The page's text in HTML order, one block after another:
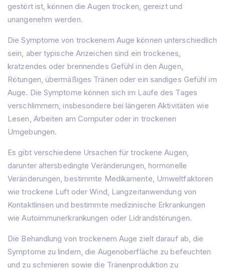
gestört ist, können die Augen trocken, gereizt und
unangenehm werden.
Die Symptome von trockenem Auge können unterschiedlich
sein, aber typische Anzeichen sind ein trockenes,
kratzendes oder brennendes Gefühl in den Augen,
Rötungen, übermäßiges Tränen oder ein sandiges Gefühl im
Auge. Die Symptome können sich im Laufe des Tages
verschlimmern, insbesondere bei längeren Aktivitäten wie
Lesen, Arbeiten am Computer oder in trockenen
Umgebungen.
Es gibt verschiedene Ursachen für trockene Augen,
darunter altersbedingte Veränderungen, hormonelle
Veränderungen, bestimmte Medikamente, Umweltfaktoren
wie trockene Luft oder Wind, Langzeitanwendung von
Kontaktlinsen und bestimmte medizinische Erkrankungen
wie Autoimmunerkrankungen oder Lidrandstörungen.
Die Behandlung von trockenem Auge zielt darauf ab, die
Symptome zu lindern, die Augenoberfläche zu befeuchten
und zu schmieren sowie die Tränenproduktion zu